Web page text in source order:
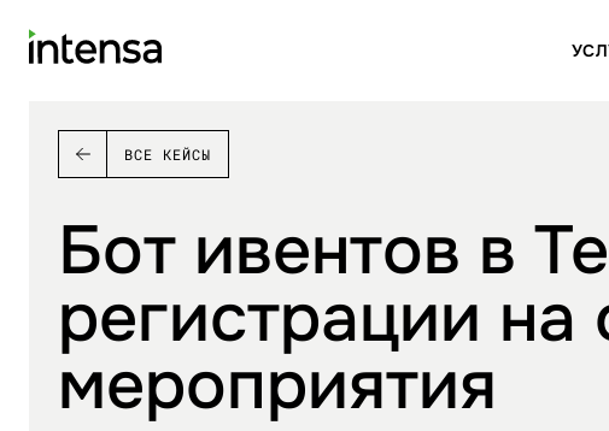
ВСЕ КЕЙСЫ
Бот ивентов в
регистрации на
мероприятия